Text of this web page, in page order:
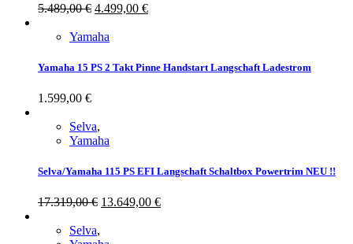
5.489,00€ 4.499,00 €
Yamaha
Yamaha 15 PS 2 Takt Pinne Handstart Langschaft Ladestrom
1.599,00 €
Selva,
Yamaha
Selva/Yamaha 115 PS EFI Langschaft Schaltbox Powertrim NEU !!
17.319,00€ 13.649,00 €
Selva,